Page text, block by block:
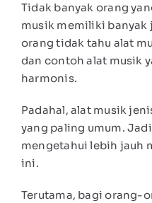
Tidak banyak orang
musik memiliki banyak
orang tidak tahu alat
dan contoh alat musik
harmonis.
Padahal, alat musik
yang paling umum.
mengetahui lebih jauh
ini.
Terutama, bagi orang-